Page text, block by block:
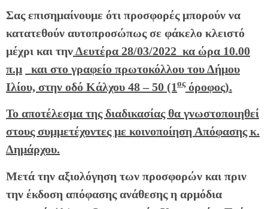
Σας επισημαίνουμε ότι προσφορές μπορούν να
κατατεθούν αυτοπροσώπως σε φάκελο κλειστό
μέχρι και τηνΔευτέρα 28/03/2022 κα ώρα 10.00
π.μ
και στο γραφείο πρωτοκόλλου του Δήμου
Ιλίου, στην οδό Κάλχου 48 – 50 (1οςόροφος).
Το αποτέλεσμα της διαδικασίας θα γνωστοποιηθεί
στους συμμετέχοντες με κοινοποίηση Απόφασης κ.
Δημάρχου.
Μετά την αξιολόγηση των προσφορών και πριν
την έκδοση απόφασης ανάθεσης η αρμόδια